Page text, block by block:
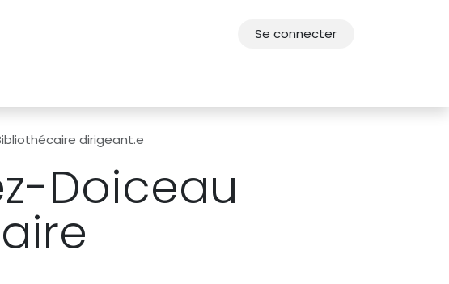
Se connecter
dirigeant.e
Doiceau